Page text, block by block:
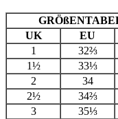
UK
EU
1
32⅔
1½
33⅓
2
34
2½
34⅔
3
35⅓